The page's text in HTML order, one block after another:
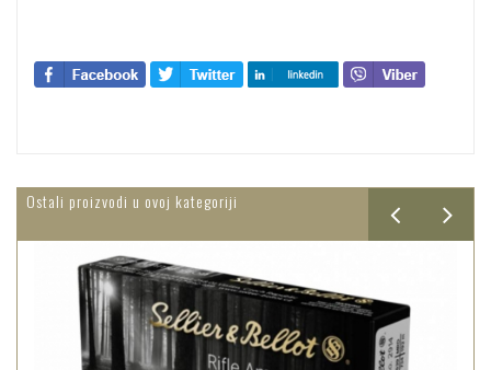
Ostali proizvodi u ovoj kategoriji